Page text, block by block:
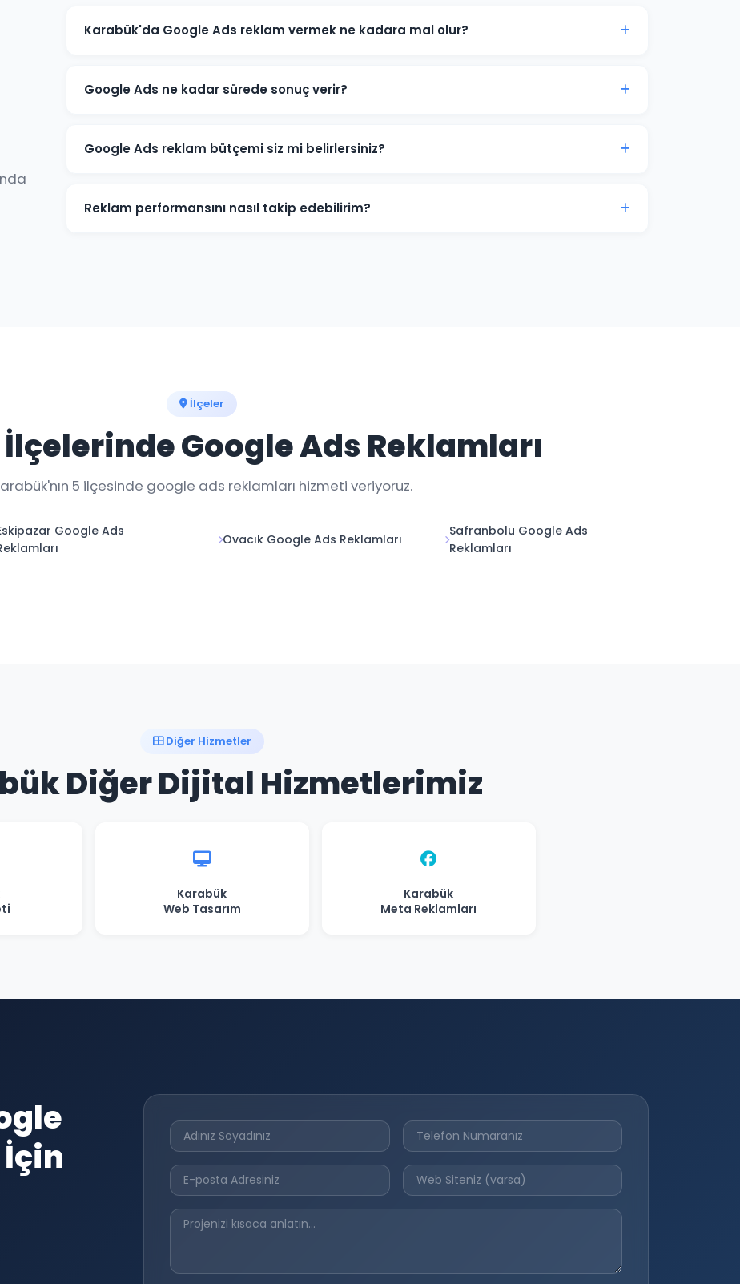
Karabük'da Google Ads reklam vermek ne kadara mal olur?
işletmeniz için minimum bütçe önerisi ve tahmini sonuçları ücretsiz danışmanlıkta paylaşabiliriz.
Google Ads ne kadar sürede sonuç verir?
kampanya başladığı gün almaya başlarsınız. Optimizasyon süreci 2-4 hafta sürer.
Google Ads reklam bütçemi siz mi belirlersiniz?
zaman sizindir.
Reklam performansını nasıl takip edebilirim?
İlçeler
Google Ads Reklamları
5 ilçesinde google ads reklamları hizmeti veriyoruz.
Google Ads
Ovacık Google Ads Reklamları
Safranbolu Google Ads
Reklamları
Diğer Hizmetler
Diğer Dijital Hizmetlerimiz
Karabük
Web Tasarım
Karabük
Meta Reklamları